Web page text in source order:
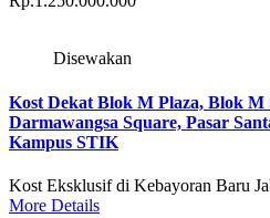
Disewakan
Kost Dekat Blok M Plaza, Blok M
Darmawangsa Square, Pasar
Kampus STIK
Kost Eksklusif di Kebayoran Baru
More Details